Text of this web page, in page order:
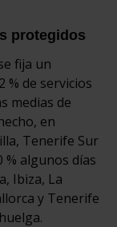
protegidos
fija un
% de servicios
medias de
en
Tenerife Sur
% algunos días
Ibiza, La
y Tenerife